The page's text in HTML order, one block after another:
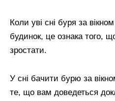
Коли уві сні буря за
будинок, це ознака того,
зростати.
У сні бачити бурю за
те, що вам доведеться